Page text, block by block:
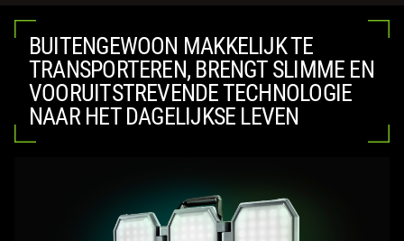
BUITENGEWOON MAKKELIJK TE
TRANSPORTEREN, BRENGT SLIMME EN
VOORUITSTREVENDE TECHNOLOGIE
NAAR HET DAGELIJKSE LEVEN